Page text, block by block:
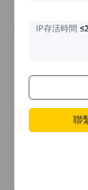
IP存活時間
聯